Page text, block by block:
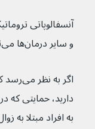
آنسفالوپاتی
و سایر درمان‌ها می‌توانند به علائم شما کمک کنند.
دارید، حمایتی
به افراد مبتلا به